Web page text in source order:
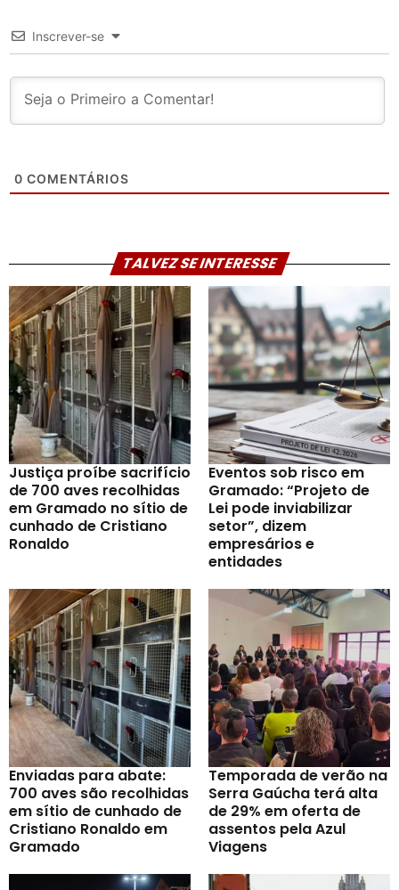
Inscrever-se
0 COMENTÁRIOS
TALVEZ SE INTERESSE
Justiça proíbe sacrifício
de 700 aves recolhidas
em Gramado no sítio de
cunhado de Cristiano
Ronaldo
Eventos sob risco em
Gramado: “Projeto de
Lei pode inviabilizar
setor”, dizem
empresários e
entidades
Enviadas para abate:
700 aves são recolhidas
em sítio de cunhado de
Cristiano Ronaldo em
Gramado
Temporada de verão na
Serra Gaúcha terá alta
de 29% em oferta de
assentos pela Azul
Viagens